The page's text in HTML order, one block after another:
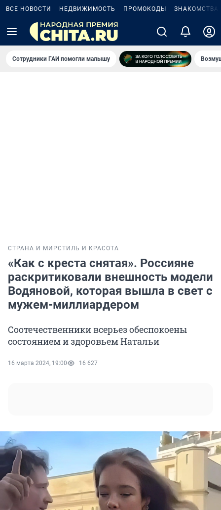
ВСЕ НОВОСТИ НЕДВИЖИМОСТЬ ПРОМОКОДЫ ЗНАКОМСТВА
Сотрудники ГАИ помогли малышу
СТРАНА И МИРСТИЛЬ И КРАСОТА
«Как с креста снятая». Россияне
раскритиковали внешность модели
Водяновой, которая вышла в свет с
мужем-миллиардером
Соотечественники всерьез обеспокоены
состоянием и здоровьем Натальи
16 марта 2024, 19:00 16 627